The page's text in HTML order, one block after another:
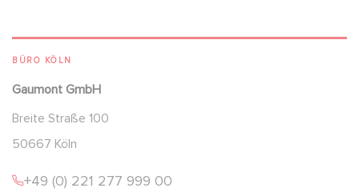
BÜRO KÖLN
Gaumont GmbH
Breite Straße 100
50667 Köln
+49 (0) 221 277 999 00